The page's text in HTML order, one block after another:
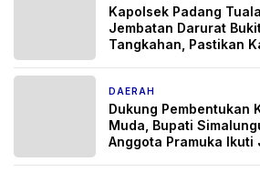
Kapolsek Padang
Jembatan Darurat
Tangkahan, Pastikan
DAERAH
Dukung Pembentukan
Muda, Bupati
Anggota Pramuka Ikuti